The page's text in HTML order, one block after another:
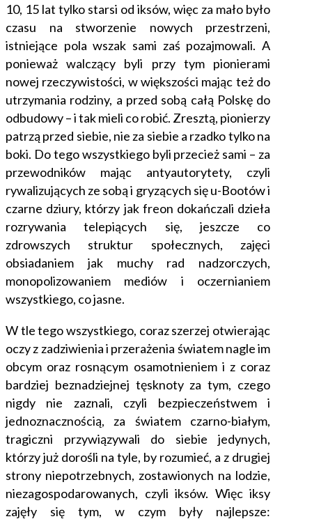
10, 15 lat tylko starsi od iksów, więc za mało było
czasu na stworzenie nowych przestrzeni,
istniejące pola wszak sami zaś pozajmowali. A
ponieważ walczący byli przy tym pionierami
nowej rzeczywistości, w większości mając też do
utrzymania rodziny, a przed sobą całą Polskę do
odbudowy – i tak mieli co robić. Zresztą, pionierzy
patrzą przed siebie, nie za siebie a rzadko tylko na
boki. Do tego wszystkiego byli przecież sami – za
przewodników mając antyautorytety, czyli
rywalizujących ze sobą i gryzących się u-Bootów i
czarne dziury, którzy jak freon dokańczali dzieła
rozrywania telepiących się, jeszcze co
zdrowszych struktur społecznych, zajęci
obsiadaniem jak muchy rad nadzorczych,
monopolizowaniem mediów i oczernianiem
wszystkiego, co jasne.
W tle tego wszystkiego, coraz szerzej otwierając
oczy z zadziwienia i przerażenia światem nagle im
obcym oraz rosnącym osamotnieniem i z coraz
bardziej beznadziejnej tęsknoty za tym, czego
nigdy nie zaznali, czyli bezpieczeństwem i
jednoznacznością, za światem czarno-białym,
tragiczni przywiązywali do siebie jedynych,
którzy już dorośli na tyle, by rozumieć, a z drugiej
strony niepotrzebnych, zostawionych na lodzie,
niezagospodarowanych, czyli iksów. Więc iksy
zajęły się tym, w czym były najlepsze: